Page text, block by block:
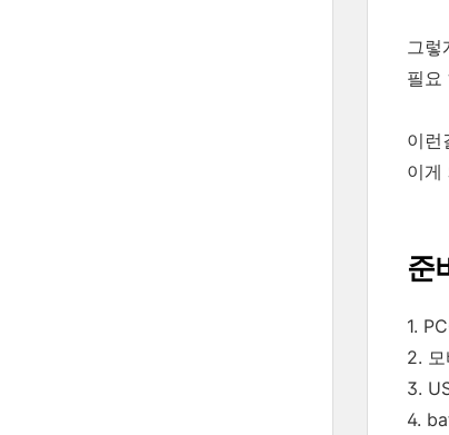
그렇
필요
이런
이게
준
1.
2.
3.
4.